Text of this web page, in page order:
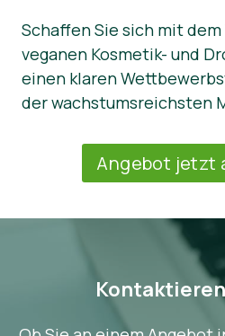
Schaffen Sie sich mit
veganen Kosmetik- und
einen klaren
der wachstumsreichsten
Angebot jetzt